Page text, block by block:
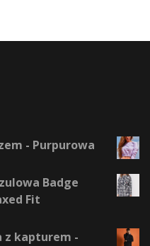
- Purpurowa
Badge
Fit
z kapturem -